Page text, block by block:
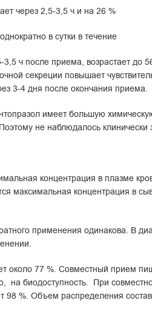
через 2,5-3,5 ч и на 26 %
в сутки в течение
ч после приема, возрастает
секреции повышает
3-4 дня после окончания приема.
имеет большую
не наблюдалось
концентрация в плазме
максимальная концентрация в
применения одинакова. В
около 77 %. Совместный прием
биодоступность. При
%. Объем распределения